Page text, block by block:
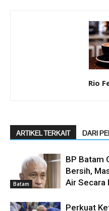
Rio
ARTIKEL TERKAIT DARI
Batam
BP Batam
Bersih,
Air Secara
Perkuat